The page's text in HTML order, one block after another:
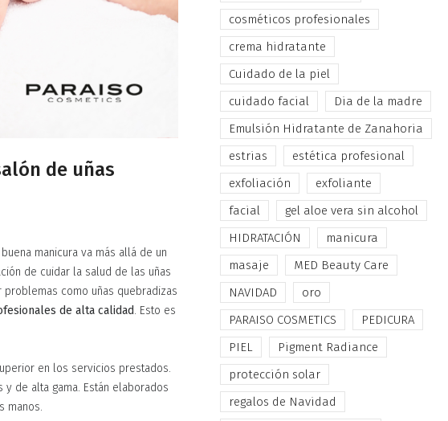
de uñas
buena manicura va más allá de un
de cuidar la salud de las uñas
como uñas quebradizas
de alta calidad. Esto es
en los servicios prestados.
de alta gama. Están elaborados
manos.
cosméticos profesionales
crema hidratante
Cuidado de la piel
cuidado facial
Dia de la madre
Emulsión Hidratante de Zanahoria
estrias
estética profesional
exfoliación
exfoliante
facial
gel aloe vera sin alcohol
HIDRATACIÓN
manicura
masaje
MED Beauty Care
NAVIDAD
oro
PARAISO COSMETICS
PEDICURA
PIEL
Pigment Radiance
protección solar
regalos de Navidad